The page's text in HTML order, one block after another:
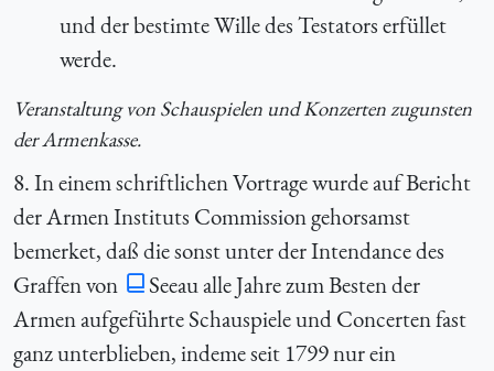
und der bestimte Wille des Testators erfüllet
werde.
Veranstaltung von Schauspielen und Konzerten zugunsten
der Armenkasse.
8. In einem schriftlichen Vortrage wurde auf Bericht
der Armen Instituts Commission gehorsamst
bemerket, daß die sonst unter der Intendance des
Graffen von
Seeau alle Jahre zum Besten der
Armen aufgeführte Schauspiele und Concerten fast
ganz unterblieben, indeme seit 1799 nur ein